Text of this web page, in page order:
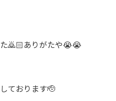
🙇🏻ありがたや😭😭
ております🫡